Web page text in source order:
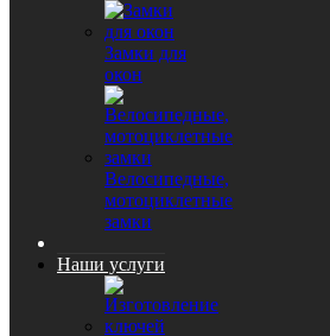
Замки для
окон
Велосипедные,
мотоциклетные
замки
Наши услуги